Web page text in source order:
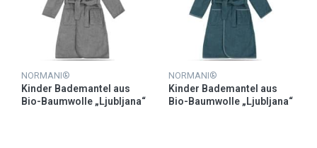
NORMANI®
Kinder Bademantel aus
Bio-Baumwolle „Ljubljana“
NORMANI®
Kinder Bademantel aus
Bio-Baumwolle „Ljubljana“